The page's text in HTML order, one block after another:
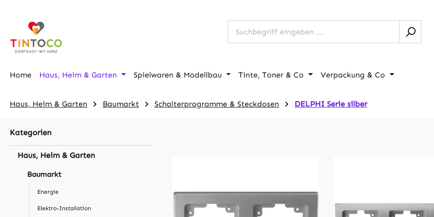
Home Haus, Heim & Garten Spielwaren & Modellbau Tinte, Toner & Co Verpackung & Co
Haus, Heim & Garten Baumarkt Schalterprogramme & Steckdosen DELPHI Serie silber
Kategorien
Haus, Heim & Garten
Baumarkt
Energie
Elektro-Installation